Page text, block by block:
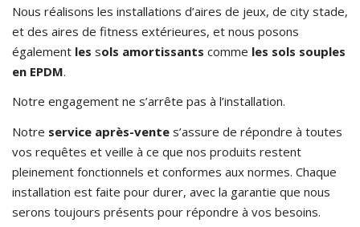
Nous réalisons les installations d’aires de jeux, de city stade,
et des aires de fitness extérieures, et nous posons
également les sols amortissants comme les sols souples
en EPDM.
Notre engagement ne s’arrête pas à l’installation.
Notre service après-vente s’assure de répondre à toutes
vos requêtes et veille à ce que nos produits restent
pleinement fonctionnels et conformes aux normes. Chaque
installation est faite pour durer, avec la garantie que nous
serons toujours présents pour répondre à vos besoins.